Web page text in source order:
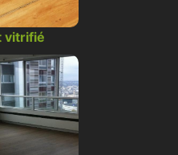
vitrifié